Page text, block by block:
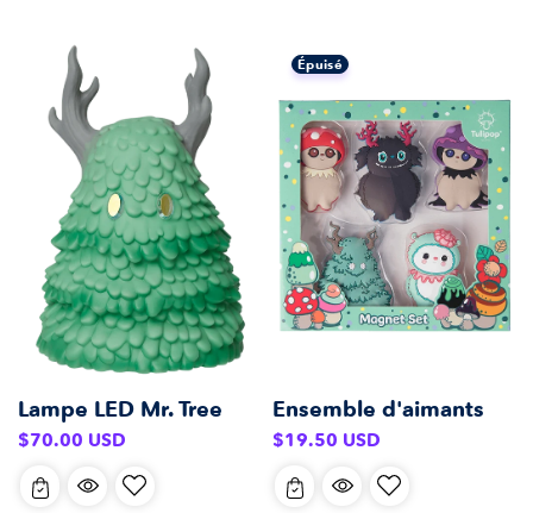
Lampe LED Mr. Tree
Prix
$70.00 USD
Épuisé
Ensemble d'aimants
Prix
$19.50 USD